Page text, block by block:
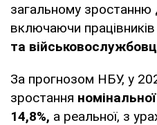
загальному зростанню
включаючи працівників
та
За прогнозом НБУ, у
зростання
14,8%, а реальної, з